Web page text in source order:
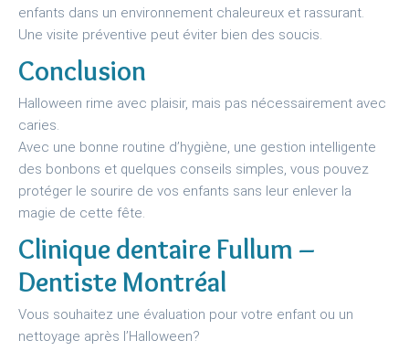
enfants dans un environnement chaleureux et rassurant.
Une visite préventive peut éviter bien des soucis.
Conclusion
Halloween rime avec plaisir, mais pas nécessairement avec
caries.
Avec une bonne routine d’hygiène, une gestion intelligente
des bonbons et quelques conseils simples, vous pouvez
protéger le sourire de vos enfants sans leur enlever la
magie de cette fête.
Clinique dentaire Fullum –
Dentiste Montréal
Vous souhaitez une évaluation pour votre enfant ou un
nettoyage après l’Halloween?